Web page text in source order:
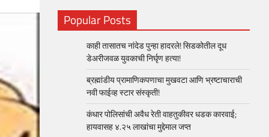
Popular Posts
काही तासातच नांदेड पुन्हा हादरले! सिडकोतील दूध
डेअरीजवळ युवकाची निर्घृण हत्या!
ब्रह्मांडीय प्रामाणिकपणाचा मुखवटा आणि भ्रष्टाचाराची
नवी फाईव्ह स्टार संस्कृती!
कंधार पोलिसांची अवैध रेती वाहतुकीवर धडक कारवाई;
हायवासह ४.२५ लाखांचा मुद्देमाल जप्त